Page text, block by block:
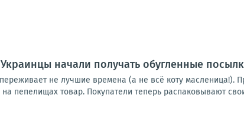
начали получать обугленные
не лучшие времена (а не всё коту масленица!).
пепелищах товар. Покупатели теперь распаковывают